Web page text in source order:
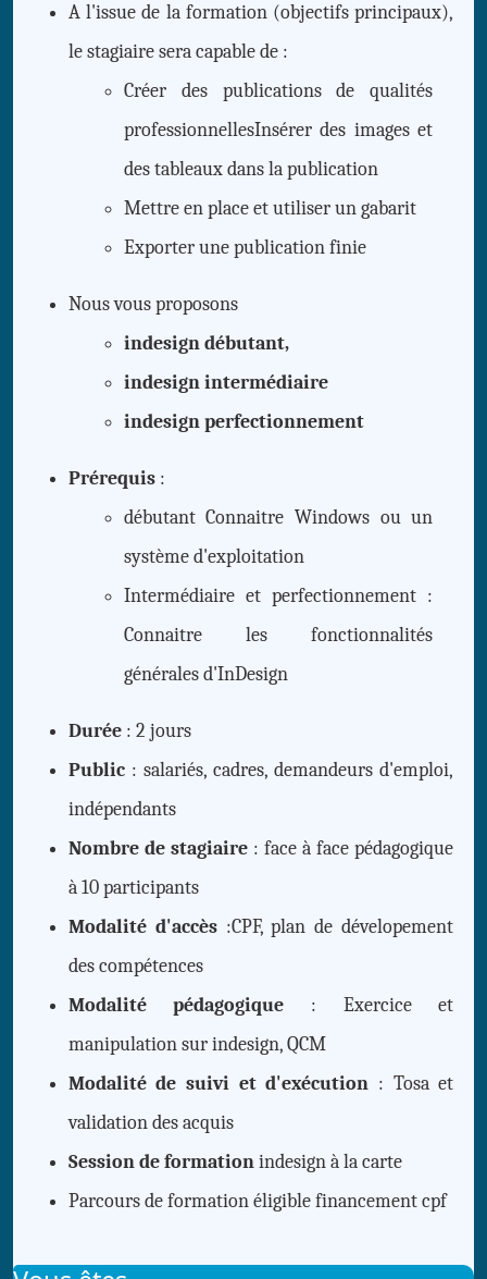
A l'issue de la formation (objectifs principaux),
le stagiaire sera capable de :
Créer des publications de qualités
professionnellesInsérer des images et
des tableaux dans la publication
Mettre en place et utiliser un gabarit
Exporter une publication finie
Nous vous proposons
indesign débutant,
indesign intermédiaire
indesign perfectionnement
Prérequis:
débutant Connaitre Windows ou un
système d'exploitation
Intermédiaire et perfectionnement :
Connaitre les fonctionnalités
générales d'InDesign
Durée: 2 jours
Public: salariés, cadres, demandeurs d'emploi,
indépendants
Nombre de stagiaire: face à face pédagogique
à 10 participants
Modalité d'accès :CPF, plan de dévelopement
des compétences
Modalité pédagogique : Exercice et
manipulation sur indesign, QCM
Modalité de suivi et d'exécution : Tosa et
validation des acquis
Session de formationindesign à la carte
Parcours de formation éligible financement cpf